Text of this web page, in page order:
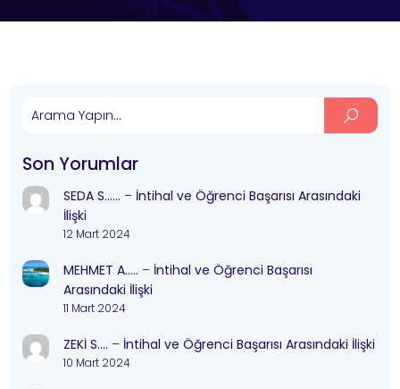
Son Yorumlar
SEDA S…… – İntihal ve Öğrenci Başarısı Arasındaki
İlişki
12 Mart 2024
MEHMET A….. – İntihal ve Öğrenci Başarısı
Arasındaki İlişki
11 Mart 2024
ZEKİ S…. – İntihal ve Öğrenci Başarısı Arasındaki İlişki
10 Mart 2024